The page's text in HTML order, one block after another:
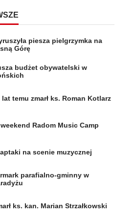
piesza pielgrzymka na
Górę
budżet obywatelski w
lat temu zmarł ks. Roman Kotlarz
Radom Music Camp
na scenie muzycznej
parafialno-gminny w
ks. kan. Marian Strzałkowski